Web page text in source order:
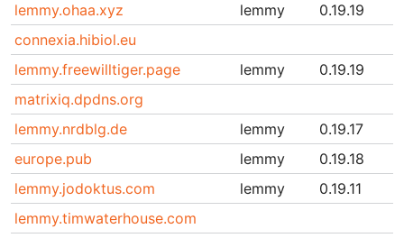
lemmy.ohaa.xyz
lemmy
0.19.19
connexia.hibiol.eu
lemmy.freewilltiger.page
lemmy
0.19.19
matrixiq.dpdns.org
lemmy.nrdblg.de
lemmy
0.19.17
europe.pub
lemmy
0.19.18
lemmy.jodoktus.com
lemmy
0.19.11
lemmy.timwaterhouse.com